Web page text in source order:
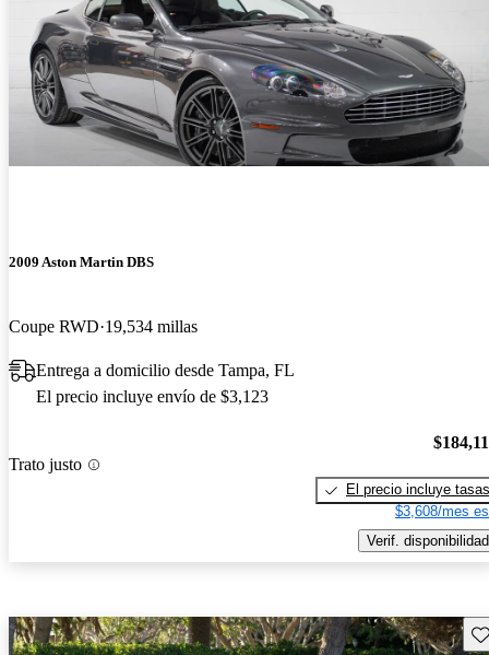
2009 Aston Martin DBS
Coupe RWD 19,534 millas
Entrega a domicilio desde Tampa, FL
El precio incluye envío de $3,123
Trato justo
El precio incluye tasas
$3,608/mes
Verif. disponibilidad